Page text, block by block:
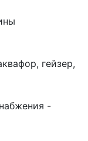
гейзер,
-